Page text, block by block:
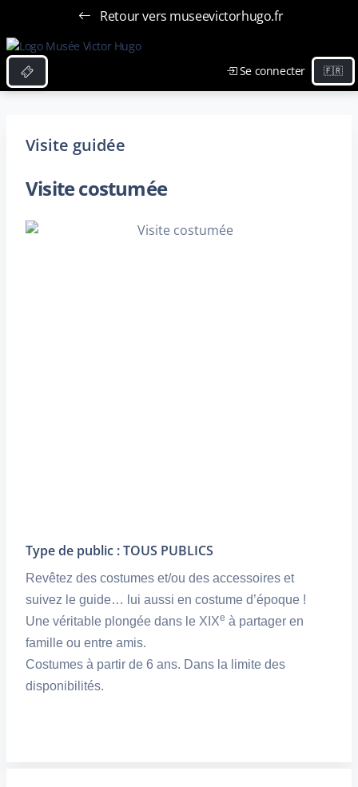
Retour vers museevictorhugo.fr
Se connecter
Visite guidée
Visite costumée
Type de public : TOUS PUBLICS
Revêtez des costumes et/ou des accessoires et
suivez le guide… lui aussi en costume d’époque !
Une véritable plongée dans le XIXe à partager en
famille ou entre amis.
Costumes à partir de 6 ans. Dans la limite des
disponibilités.